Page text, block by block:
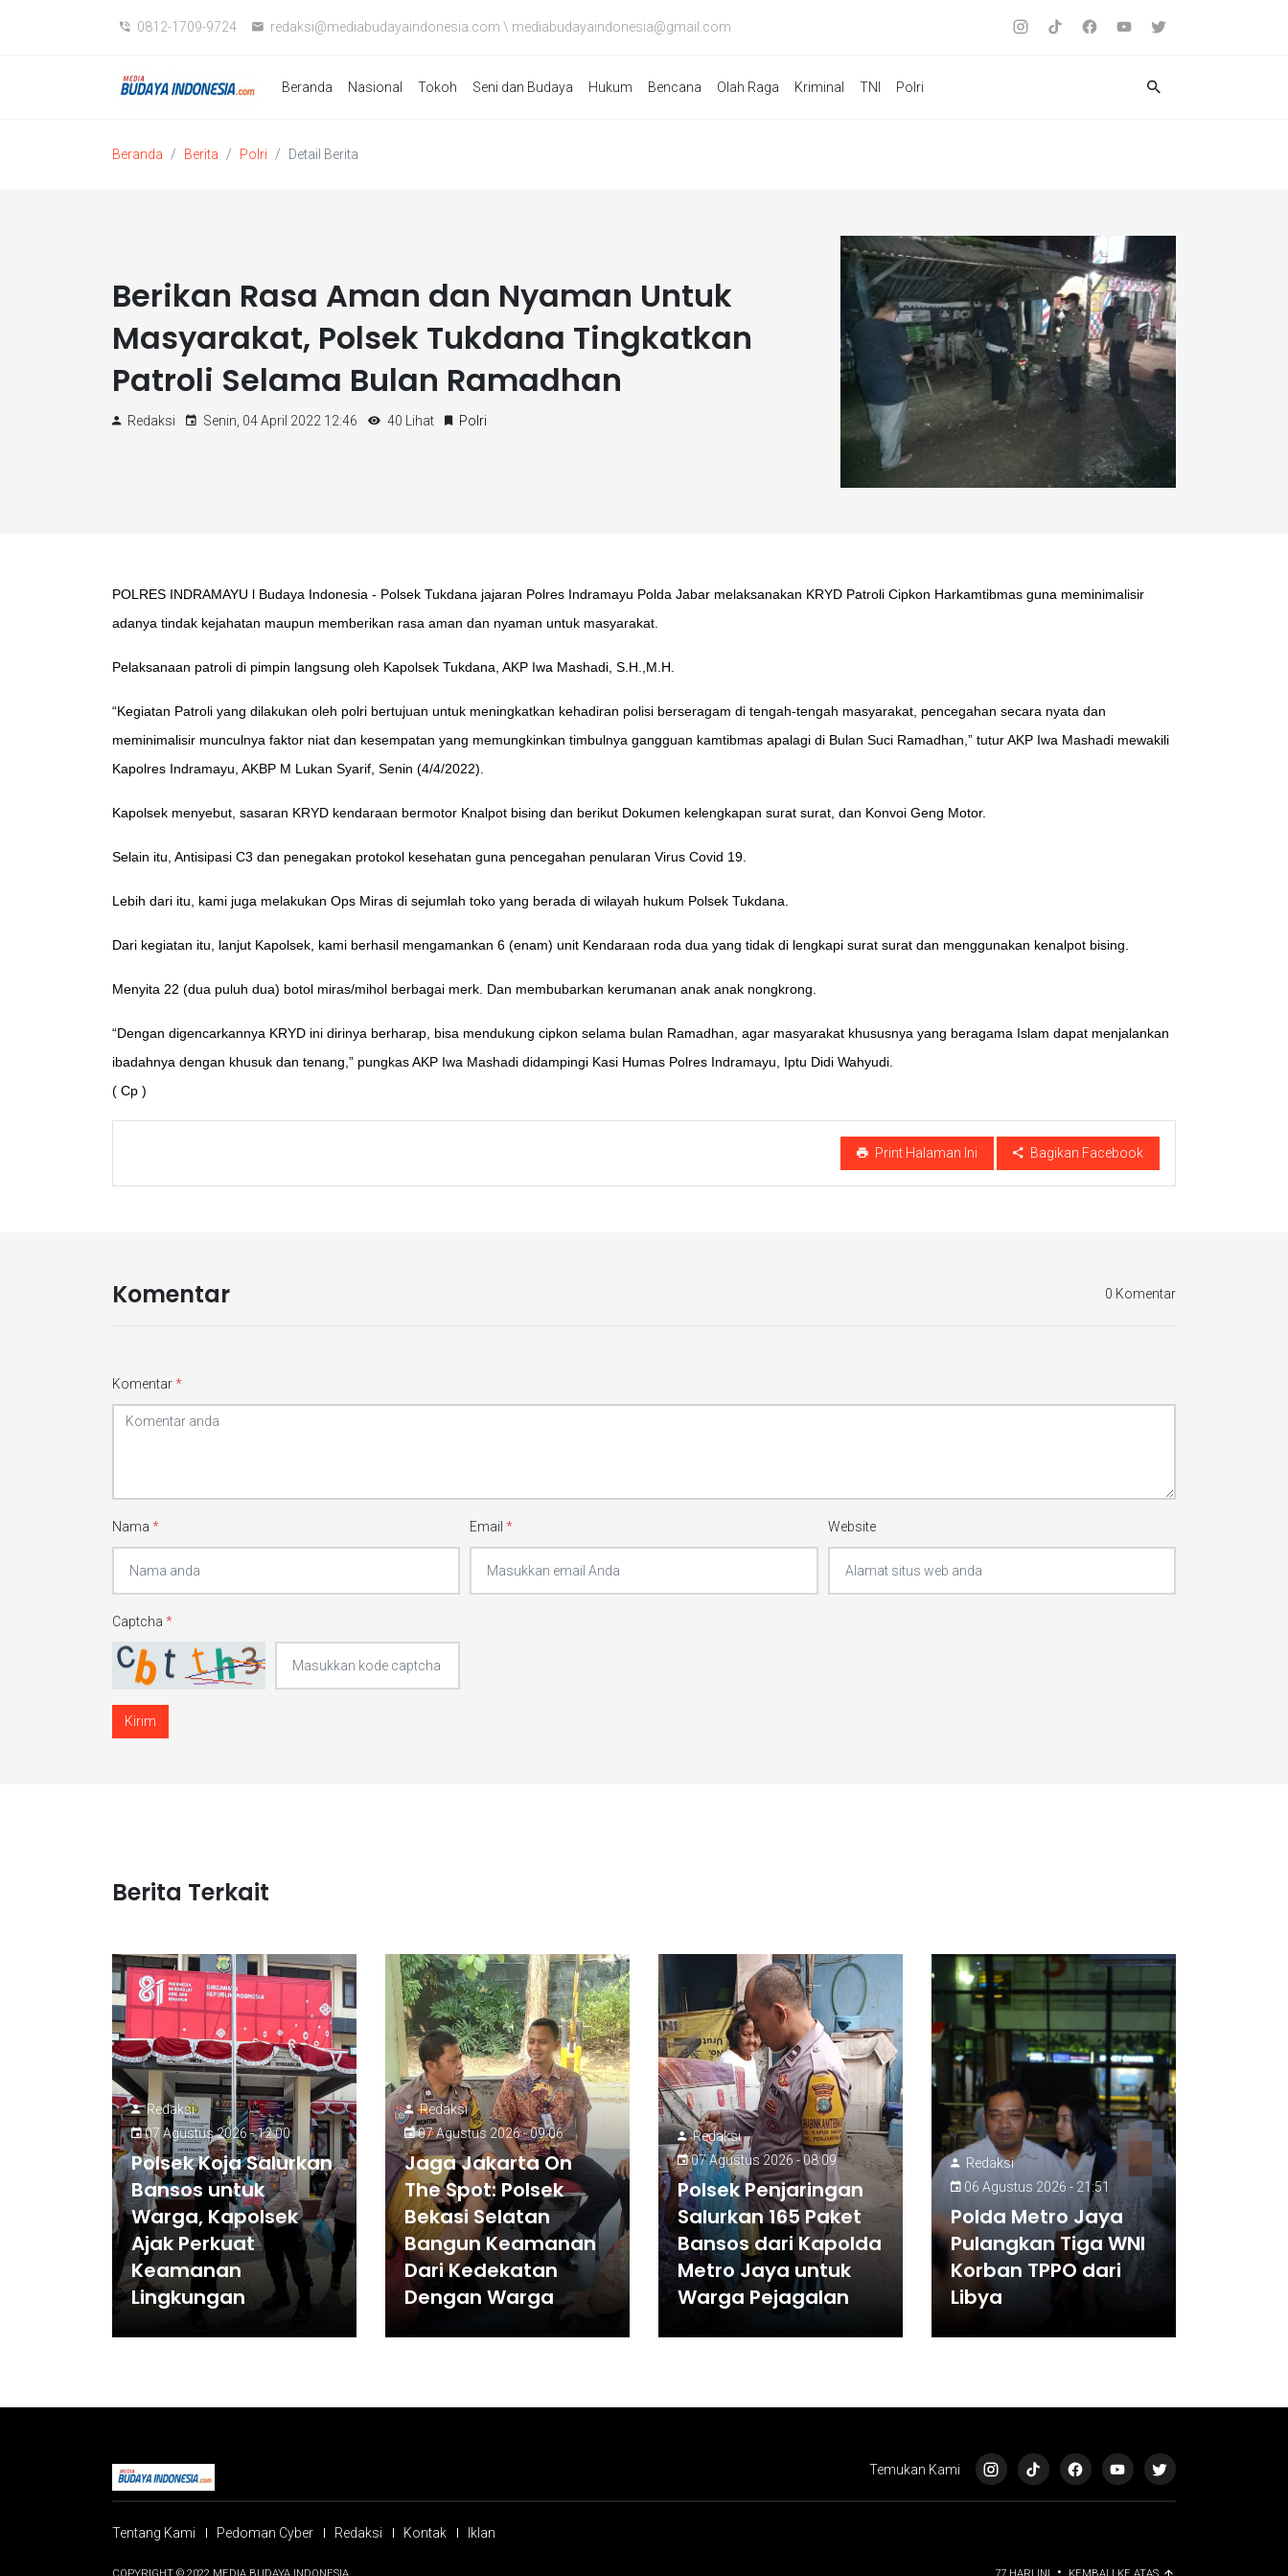
0812-1709-9724 redaksi@mediabudayaindonesia.com \ mediabudayaindonesia@gmail.com
Beranda Nasional Tokoh Seni dan Budaya Hukum Bencana Olah Raga Kriminal TNI Polri
Beranda Berita Polri Detail Berita
Berikan Rasa Aman dan Nyaman Untuk
Masyarakat, Polsek Tukdana Tingkatkan
Patroli Selama Bulan Ramadhan
Redaksi Senin, 04 April 2022 12:46 40 Lihat Polri
POLRES INDRAMAYU l Budaya Indonesia - Polsek Tukdana jajaran Polres Indramayu Polda Jabar melaksanakan KRYD Patroli Cipkon Harkamtibmas guna meminimalisir
adanya tindak kejahatan maupun memberikan rasa aman dan nyaman untuk masyarakat.
Pelaksanaan patroli di pimpin langsung oleh Kapolsek Tukdana, AKP Iwa Mashadi, S.H.,M.H.
“Kegiatan Patroli yang dilakukan oleh polri bertujuan untuk meningkatkan kehadiran polisi berseragam di tengah-tengah masyarakat, pencegahan secara nyata dan
meminimalisir munculnya faktor niat dan kesempatan yang memungkinkan timbulnya gangguan kamtibmas apalagi di Bulan Suci Ramadhan,” tutur AKP Iwa Mashadi mewakili
Kapolres Indramayu, AKBP M Lukan Syarif, Senin (4/4/2022).
Kapolsek menyebut, sasaran KRYD kendaraan bermotor Knalpot bising dan berikut Dokumen kelengkapan surat surat, dan Konvoi Geng Motor.
Selain itu, Antisipasi C3 dan penegakan protokol kesehatan guna pencegahan penularan Virus Covid 19.
Lebih dari itu, kami juga melakukan Ops Miras di sejumlah toko yang berada di wilayah hukum Polsek Tukdana.
Dari kegiatan itu, lanjut Kapolsek, kami berhasil mengamankan 6 (enam) unit Kendaraan roda dua yang tidak di lengkapi surat surat dan menggunakan kenalpot bising.
Menyita 22 (dua puluh dua) botol miras/mihol berbagai merk. Dan membubarkan kerumanan anak anak nongkrong.
“Dengan digencarkannya KRYD ini dirinya berharap, bisa mendukung cipkon selama bulan Ramadhan, agar masyarakat khususnya yang beragama Islam dapat menjalankan
ibadahnya dengan khusuk dan tenang,” pungkas AKP Iwa Mashadi didampingi Kasi Humas Polres Indramayu, Iptu Didi Wahyudi.
( Cp )
Print Halaman Ini Bagikan Facebook
Komentar 0 Komentar
Komentar*
Nama * Email* Website
Captcha *
Kirim
Berita Terkait
Redaksi
07 Agustus 2026 - 12:00
Polsek Koja Salurkan
Bansos untuk
Warga, Kapolsek
Ajak Perkuat
Keamanan
Lingkungan
Redaksi
07 Agustus 2026 - 09:06
Jaga Jakarta On
The Spot: Polsek
Bekasi Selatan
Bangun Keamanan
Dari Kedekatan
Dengan Warga
Redaksi
07 Agustus 2026 - 08:09
Polsek Penjaringan
Salurkan 165 Paket
Bansos dari Kapolda
Metro Jaya untuk
Warga Pejagalan
Redaksi
06 Agustus 2026 - 21:51
Polda Metro Jaya
Pulangkan Tiga WNI
Korban TPPO dari
Libya
Temukan Kami
Tentang Kami Pedoman Cyber Redaksi Kontak Iklan
•